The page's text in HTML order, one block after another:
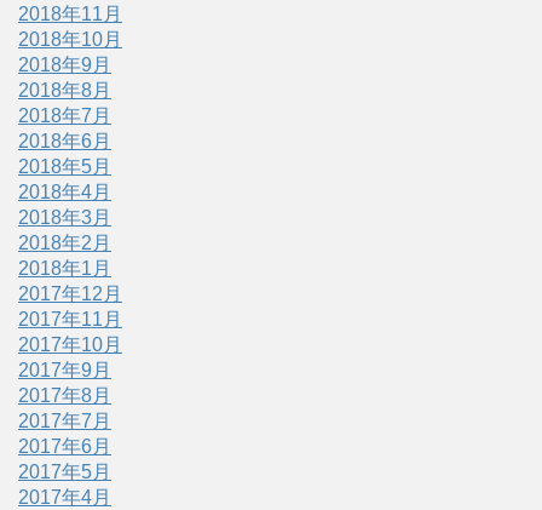
2018年11月
2018年10月
2018年9月
2018年8月
2018年7月
2018年6月
2018年5月
2018年4月
2018年3月
2018年2月
2018年1月
2017年12月
2017年11月
2017年10月
2017年9月
2017年8月
2017年7月
2017年6月
2017年5月
2017年4月